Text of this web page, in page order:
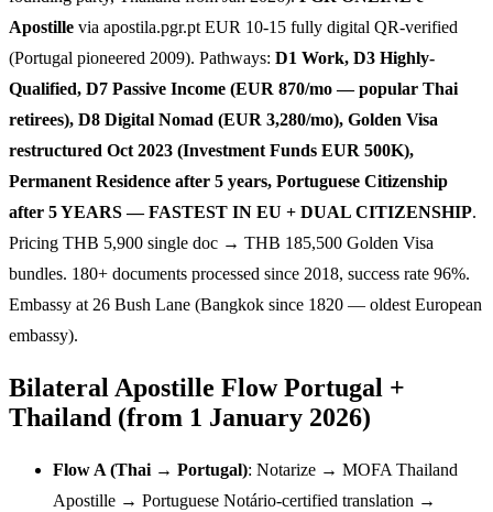
Apostille via apostila.pgr.pt EUR 10-15 fully digital QR-verified
(Portugal pioneered 2009). Pathways: D1 Work, D3 Highly-
Qualified, D7 Passive Income (EUR 870/mo — popular Thai
retirees), D8 Digital Nomad (EUR 3,280/mo), Golden Visa
restructured Oct 2023 (Investment Funds EUR 500K),
Permanent Residence after 5 years, Portuguese Citizenship
after 5 YEARS — FASTEST IN EU + DUAL CITIZENSHIP.
Pricing THB 5,900 single doc → THB 185,500 Golden Visa
bundles. 180+ documents processed since 2018, success rate 96%.
Embassy at 26 Bush Lane (Bangkok since 1820 — oldest European
embassy).
Bilateral Apostille Flow Portugal +
Thailand (from 1 January 2026)
Flow A (Thai → Portugal): Notarize → MOFA Thailand
Apostille → Portuguese Notário-certified translation →